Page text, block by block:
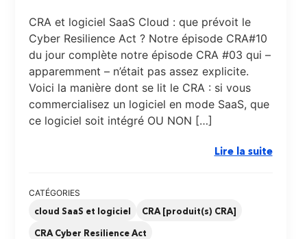
CRA et logiciel SaaS Cloud : que prévoit le
Cyber Resilience Act ? Notre épisode CRA#10
du jour complète notre épisode CRA #03 qui –
apparemment – n’était pas assez explicite.
Voici la manière dont se lit le CRA : si vous
commercialisez un logiciel en mode SaaS, que
ce logiciel soit intégré OU NON […]
Lire la suite
CATÉGORIES
cloud SaaS et logiciel
CRA [produit(s) CRA]
CRA Cyber Resilience Act